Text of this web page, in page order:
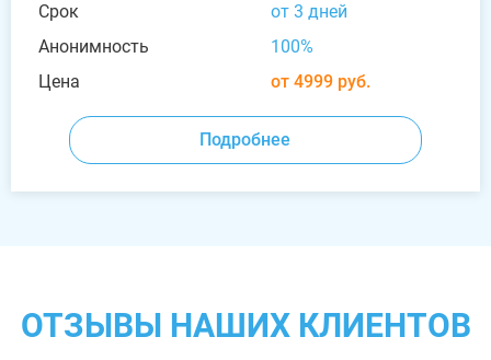
Срок
от 3 дней
Анонимность
100%
Цена
от 4999 руб.
Подробнее
ОТЗЫВЫ НАШИХ КЛИЕНТОВ